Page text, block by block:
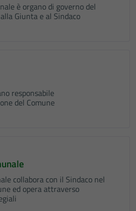
è organo di governo del
Giunta e al Sindaco
responsabile
del Comune
collabora con il Sindaco nel
ed opera attraverso